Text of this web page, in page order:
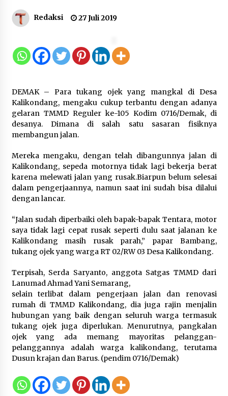
Kejari Kota Tangerang Bongkar
Korupsi Rp5,49 Miliar: Sewa Pesawat
6 Agustus 2026
Dukung Ekosistem Kendaraan
Listrik, Wapres Dorong Link and
Match Pendidikan–Industri
5 Agustus 2026
Marak Kecelakaan Kapal, Puan
Soroti Minimnya Faktor Keamanan
Transportasi Laut
Di Forum Internasional Majelis
Persaudaraan Manusia, Megawati
Soekarnoputri Tegaskan
Kepemimpinan Perempuan Bukan
Dominasi, Tapi Merawat Dan
Merangkul
5 Agustus 2026
Jokowi Tetap Disambut Hangat di
NTT, Ahmad Ali: Karya dan
Pengabdiannya Masih Dirasakan
Masyarakat
Redaksi 27 Juli 2019
DEMAK – Para tukang ojek yang mangkal di Desa
Kalikondang, mengaku cukup terbantu dengan adanya
gelaran TMMD Reguler ke-105 Kodim 0716/Demak, di
desanya. Dimana di salah satu sasaran fisiknya
membangun jalan.
Mereka mengaku, dengan telah dibangunnya jalan di
Kalikondang, sepeda motornya tidak lagi bekerja berat
karena melewati jalan yang rusak.Biarpun belum selesai
dalam pengerjaannya, namun saat ini sudah bisa dilalui
dengan lancar.
“Jalan sudah diperbaiki oleh bapak-bapak Tentara, motor
saya tidak lagi cepat rusak seperti dulu saat jalanan ke
Kalikondang masih rusak parah,” papar Bambang,
tukang ojek yang warga RT 02/RW 03 Desa Kalikondang.
Terpisah, Serda Saryanto, anggota Satgas TMMD dari
Lanumad Ahmad Yani Semarang,
selain terlibat dalam pengerjaan jalan dan renovasi
rumah di TMMD Kalikondang, dia juga rajin menjalin
hubungan yang baik dengan seluruh warga termasuk
tukang ojek juga diperlukan. Menurutnya, pangkalan
ojek yang ada memang mayoritas pelanggan-
pelanggannya adalah warga kalikondang, terutama
Dusun krajan dan Barus. (pendim 0716/Demak)